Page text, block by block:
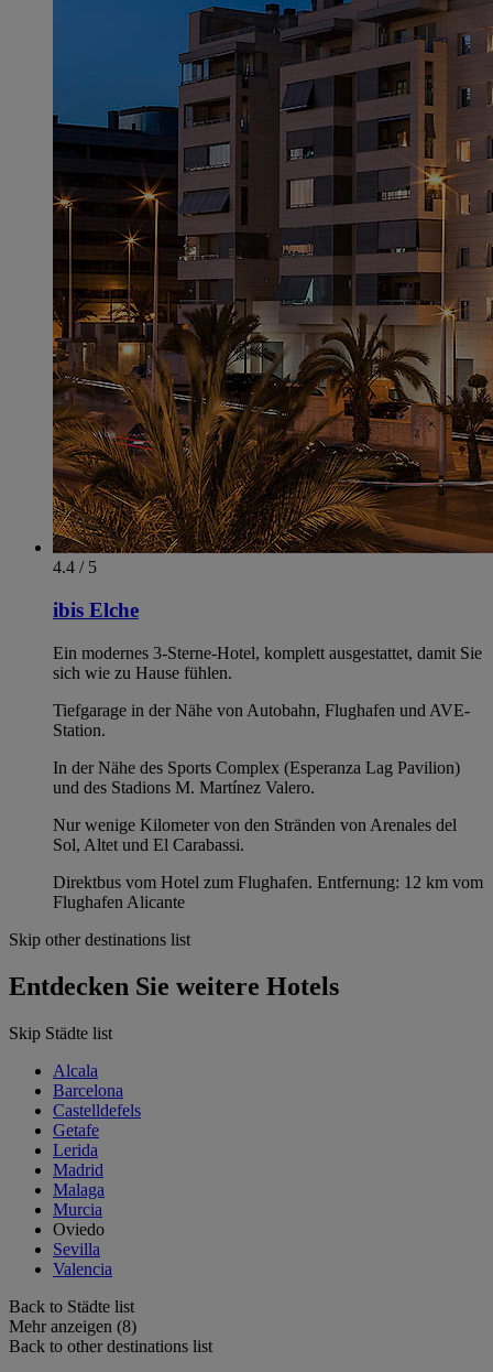
4.4 / 5
ibis Elche
Ein modernes 3-Sterne-Hotel, komplett ausgestattet, damit Sie
sich wie zu Hause fühlen.
Tiefgarage in der Nähe von Autobahn, Flughafen und AVE-
Station.
In der Nähe des Sports Complex (Esperanza Lag Pavilion)
und des Stadions M. Martínez Valero.
Nur wenige Kilometer von den Stränden von Arenales del
Sol, Altet und El Carabassi.
Direktbus vom Hotel zum Flughafen. Entfernung: 12 km vom
Flughafen Alicante
Skip other destinations list
Entdecken Sie weitere Hotels
Skip Städte list
Alcala
Barcelona
Castelldefels
Getafe
Lerida
Madrid
Malaga
Murcia
Oviedo
Sevilla
Valencia
Back to Städte list
Mehr anzeigen (8)
Back to other destinations list